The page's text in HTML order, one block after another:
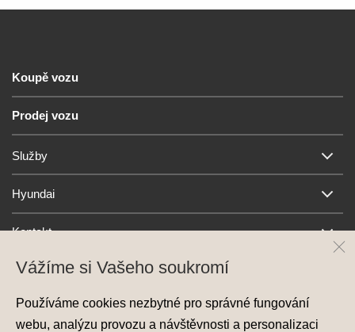
Koupě vozu
Prodej vozu
Služby
Hyundai
Kontakt
Vážíme si Vašeho soukromí
Používáme cookies nezbytné pro správné fungování
webu, analýzu provozu a návštěvnosti a personalizaci